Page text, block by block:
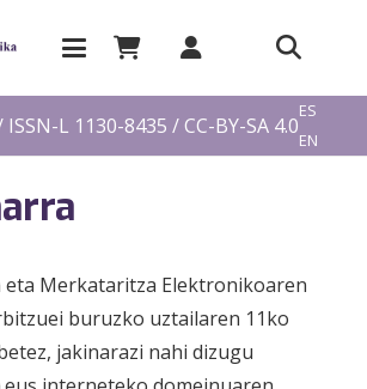
L 1130-8435 / CC-BY-SA 4.0
ES
EN
Merkataritza Elektronikoaren
buruzko uztailaren 11ko
jakinarazi nahi dizugu